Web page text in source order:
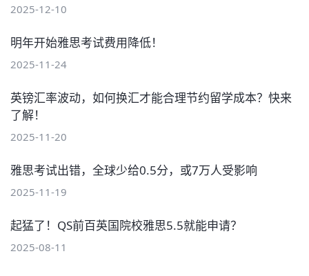
2025-12-10
明年开始雅思考试费用降低！
2025-11-24
英镑汇率波动，如何换汇才能合理节约留学成本？快来
了解！
2025-11-20
雅思考试出错，全球少给0.5分，或7万人受影响
2025-11-19
起猛了！QS前百英国院校雅思5.5就能申请？
2025-08-11